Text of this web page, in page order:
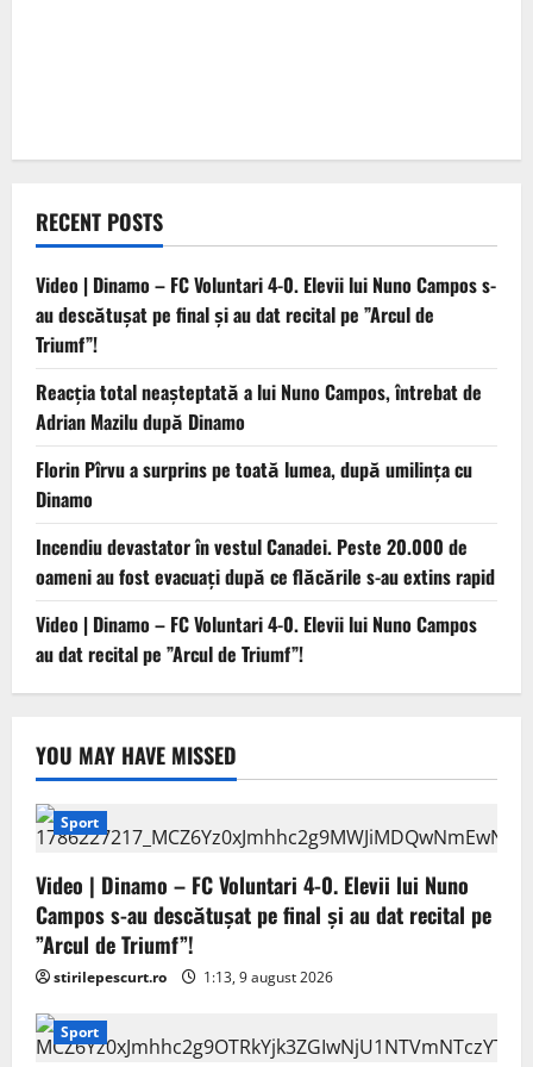
RECENT POSTS
Video | Dinamo – FC Voluntari 4-0. Elevii lui Nuno Campos s-
au descătușat pe final și au dat recital pe ”Arcul de
Triumf”!
Reacția total neașteptată a lui Nuno Campos, întrebat de
Adrian Mazilu după Dinamo
Florin Pîrvu a surprins pe toată lumea, după umilința cu
Dinamo
Incendiu devastator în vestul Canadei. Peste 20.000 de
oameni au fost evacuați după ce flăcările s-au extins rapid
Video | Dinamo – FC Voluntari 4-0. Elevii lui Nuno Campos
au dat recital pe ”Arcul de Triumf”!
YOU MAY HAVE MISSED
Sport
Video | Dinamo – FC Voluntari 4-0. Elevii lui Nuno
Campos s-au descătușat pe final și au dat recital pe
”Arcul de Triumf”!
stirilepescurt.ro 1:13, 9 august 2026
Sport